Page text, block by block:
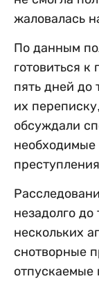
жаловалась
По данным
готовиться
пять дней до
их
обсуждали
необходимые
незадолго
нескольких
снотворные
отпускаемые